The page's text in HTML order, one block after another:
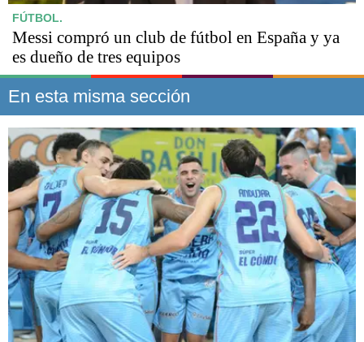
FÚTBOL.
Messi compró un club de fútbol en España y ya
es dueño de tres equipos
En esta misma sección